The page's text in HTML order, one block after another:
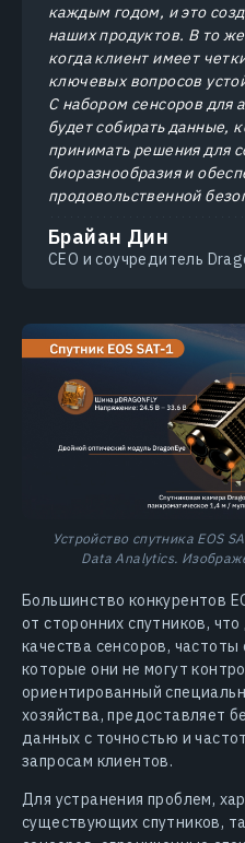
каждым годом, и это
наших продуктов. В то
когда клиент имеет
ключевых вопросов
С набором сенсоров для
будет собирать данные,
принимать решения для
биоразнообразия и
продовольственной
Брайан Дин
СЕО и соучредитель
Устройство спутника EOS
Data Analytics.
Большинство конкурентов
от сторонних спутников,
качества сенсоров,
которые они не могут
ориентированный
хозяйства, предоставляет
данных с точностью и
запросам клиентов.
Для устранения проблем,
существующих спутников,